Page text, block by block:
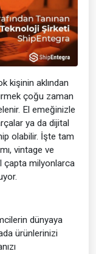
kişinin aklından
çoğu zaman
El emeğinizle
ya da dijital
olabilir. İşte tam
vintage ve
çapta milyonlarca
dünyaya
ürünlerinizi